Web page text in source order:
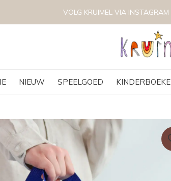
NIEUW SPEELGOED
VOLG KRUIMEL VIA